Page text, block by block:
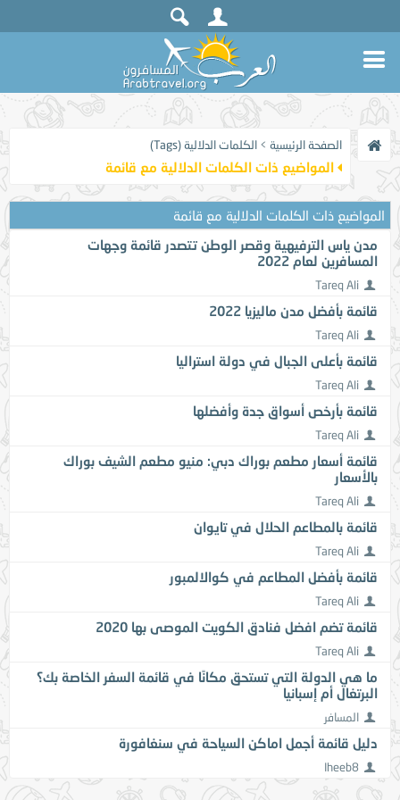
الصفحة الرئيسية > الكلمات الدلالية (Tags)
المواضيع ذات الكلمات الدلالية مع قائمة
المواضيع ذات الكلمات الدلالية مع قائمة
مدن ياس الترفيهية وقصر الوطن تتصدر قائمة وجهات
المسافرين لعام 2022
Tareq Ali
قائمة بأفضل مدن ماليزيا 2022
Tareq Ali
قائمة بأعلى الجبال في دولة استراليا
Tareq Ali
قائمة بأرخص أسواق جدة وأفضلها
Tareq Ali
قائمة أسعار مطعم بوراك دبي: منيو مطعم الشيف بوراك
بالأسعار
Tareq Ali
قائمة بالمطاعم الحلال في تايوان
Tareq Ali
قائمة بأفضل المطاعم في كوالالمبور
Tareq Ali
قائمة تضم افضل فنادق الكويت الموصى بها 2020
Tareq Ali
ما هي الدولة التي تستحق مكانًا في قائمة السفر الخاصة بك؟
البرتغال أم إسبانيا
المسافر
دليل قائمة أجمل اماكن السياحة في سنغافورة
Iheeb8